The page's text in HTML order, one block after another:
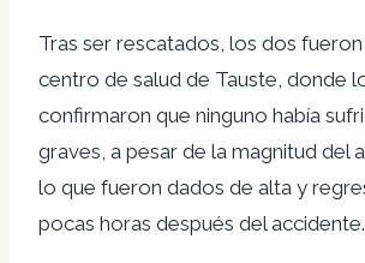
Tras ser rescatados, los dos
centro de salud de Tauste, donde
confirmaron que ninguno había
graves, a pesar de la magnitud del
lo que fueron dados de alta y
pocas horas después del accidente.